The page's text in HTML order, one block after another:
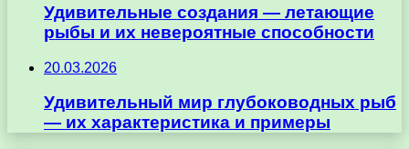
Удивительные создания — летающие
рыбы и их невероятные способности
20.03.2026
Удивительный мир глубоководных рыб
— их характеристика и примеры